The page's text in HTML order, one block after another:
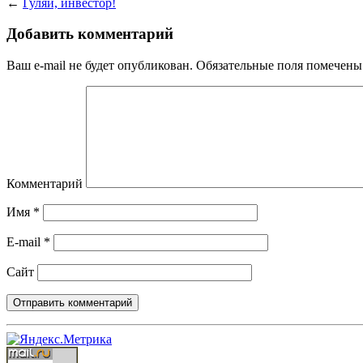
Добавить комментарий
Ваш e-mail не будет опубликован. Обязательные поля
Комментарий
Имя *
E-mail *
Сайт